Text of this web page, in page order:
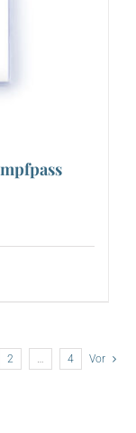
2 … 4 Vor